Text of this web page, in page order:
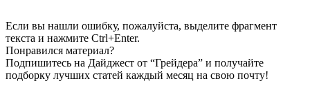
Если вы нашли ошибку, пожалуйста, выделите фрагмент
текста и нажмите Ctrl+Enter.
Понравился материал?
Подпишитесь на Дайджест от “Грейдера” и получайте
подборку лучших статей каждый месяц на свою почту!